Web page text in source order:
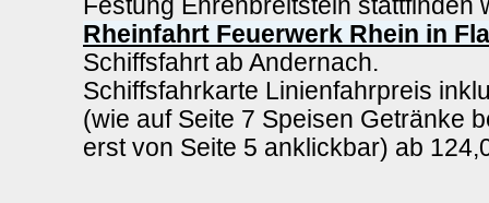
Festung Ehrenbreitstein stattfinden
Rheinfahrt Feuerwerk Rhein in
Schiffsfahrt ab Andernach.
Schiffsfahrkarte Linienfahrpreis
(wie auf Seite 7 Speisen Getränke
erst von Seite 5 anklickbar) ab